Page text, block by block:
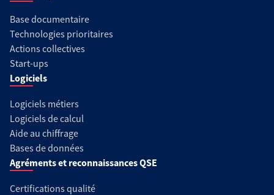
Base documentaire
Technologies prioritaires
Actions collectives
Start-ups
Logiciels
Logiciels métiers
Logiciels de calcul
Aide au chiffrage
Bases de données
Agréments et reconnaissances QSE
Certifications qualité